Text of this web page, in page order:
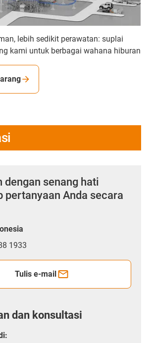
lebih sedikit perawatan: suplai
kami untuk berbagai wahana hiburan
dengan senang hati
pertanyaan Anda secara
1933
Tulis e-mail
dan konsultasi